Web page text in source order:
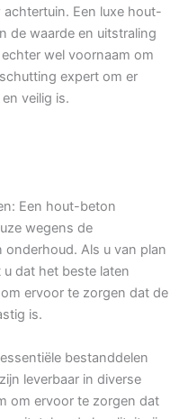
Een luxe hout-
de waarde en uitstraling
wel voornaam om
expert om er
veilig is.
Een hout-beton
wegens de
onderhoud. Als u van plan
dat het beste laten
ervoor te zorgen dat de
is.
bestanddelen
leverbaar in diverse
om ervoor te zorgen dat